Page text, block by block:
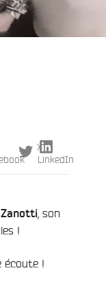
, son
!
écoute !
X
LinkedIn